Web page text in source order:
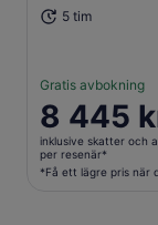
5 tim
Gratis avbokning
Priset
är
8 445 kr
per
8 445
inklusive skatter och
per resenär*
*Få ett lägre pris när